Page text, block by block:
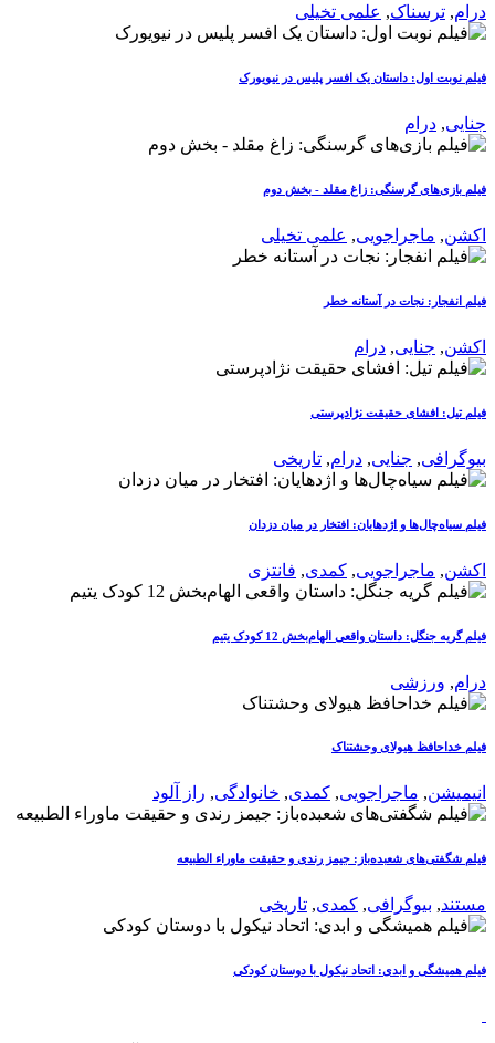
درام, ترسناک, علمی تخیلی
فیلم نوبت اول: داستان یک افسر پلیس در نیویورک
جنایی, درام
فیلم بازی‌های گرسنگی: زاغ مقلد - بخش دوم
اکشن, ماجراجویی, علمی تخیلی
فیلم انفجار: نجات در آستانه خطر
اکشن, جنایی, درام
فیلم تیل: افشای حقیقت نژادپرستی
بیوگرافی, جنایی, درام, تاریخی
فیلم سیاه‌چال‌ها و اژدهایان: افتخار در میان دزدان
اکشن, ماجراجویی, کمدی, فانتزی
فیلم گریه جنگل: داستان واقعی الهام‌بخش 12 کودک یتیم
درام, ورزشی
فیلم خداحافظ هیولای وحشتناک
انیمیشن, ماجراجویی, کمدی, خانوادگی, راز آلود
فیلم شگفتی‌های شعبده‌باز: جیمز رندی و حقیقت ماوراء الطبیعه
مستند, بیوگرافی, کمدی, تاریخی
فیلم همیشگی و ابدی: اتحاد نیکول با دوستان کودکی